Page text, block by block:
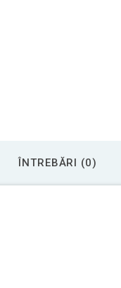
ÎNTREBĂRI (0)